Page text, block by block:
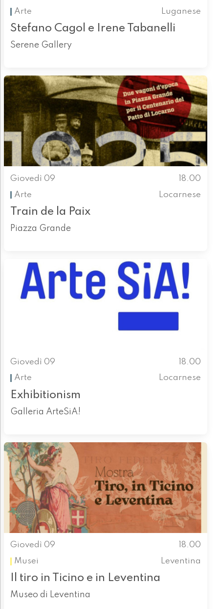
Arte Luganese
Stefano Cagol e Irene Tabanelli
Serene Gallery
Giovedì 09
18.00
Arte
Locarnese
Train de la Paix
Piazza Grande
Giovedì 09
18.00
Arte
Locarnese
Exhibitionism
Galleria ArteSiA!
Giovedì 09
18.00
Musei
Leventina
Il tiro in Ticino e in Leventina
Museo di Leventina